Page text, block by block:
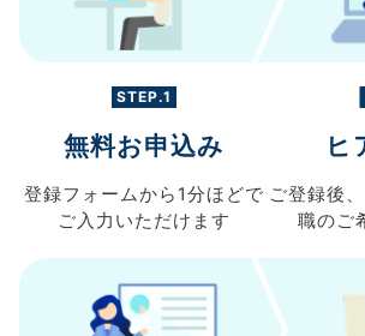
STEP.1
無料お申込み
登録フォームから 1分ほどで
ご入力 いただけます
ヒ
ご登録後、
職のご